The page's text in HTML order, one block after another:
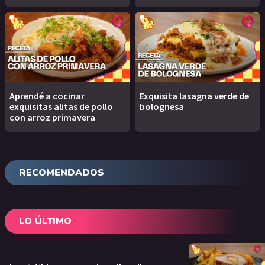
Aprendé a cocinar
exquisitas alitas de pollo
con arroz primavera
Exquisita lasagna verde de
bolognesa
RECOMENDADOS
LO ÚLTIMO